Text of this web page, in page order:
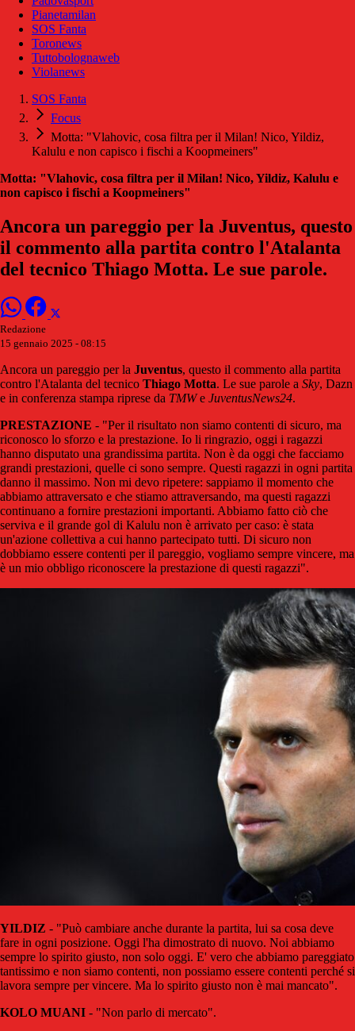
Pianetamilan
SOS Fanta
Toronews
Tuttobolognaweb
Violanews
SOS Fanta
Focus
Motta: "Vlahovic, cosa filtra per il Milan! Nico, Yildiz,
Kalulu e non capisco i fischi a Koopmeiners"
Motta: "Vlahovic, cosa filtra per il Milan! Nico, Yildiz, Kalulu e
non capisco i fischi a Koopmeiners"
Ancora un pareggio per la Juventus, questo
il commento alla partita contro l'Atalanta
del tecnico Thiago Motta. Le sue parole.
Redazione
15 gennaio 2025 - 08:15
Ancora un pareggio per la Juventus, questo il commento alla partita
contro l'Atalanta del tecnico Thiago Motta. Le sue parole a Sky, Dazn
e in conferenza stampa riprese da TMWe JuventusNews24.
PRESTAZIONE - "Per il risultato non siamo contenti di sicuro, ma
riconosco lo sforzo e la prestazione. Io li ringrazio, oggi i ragazzi
hanno disputato una grandissima partita. Non è da oggi che facciamo
grandi prestazioni, quelle ci sono sempre. Questi ragazzi in ogni partita
danno il massimo. Non mi devo ripetere: sappiamo il momento che
abbiamo attraversato e che stiamo attraversando, ma questi ragazzi
continuano a fornire prestazioni importanti. Abbiamo fatto ciò che
serviva e il grande gol di Kalulu non è arrivato per caso: è stata
un'azione collettiva a cui hanno partecipato tutti. Di sicuro non
dobbiamo essere contenti per il pareggio, vogliamo sempre vincere, ma
è un mio obbligo riconoscere la prestazione di questi ragazzi".
YILDIZ - "Può cambiare anche durante la partita, lui sa cosa deve
fare in ogni posizione. Oggi l'ha dimostrato di nuovo. Noi abbiamo
sempre lo spirito giusto, non solo oggi. E' vero che abbiamo pareggiato
tantissimo e non siamo contenti, non possiamo essere contenti perché si
lavora sempre per vincere. Ma lo spirito giusto non è mai mancato".
KOLO MUANI - "Non parlo di mercato".